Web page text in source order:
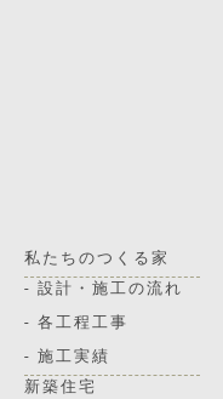
私たちのつくる家
- 設計・施工の流れ
- 各工程工事
- 施工実績
新築住宅